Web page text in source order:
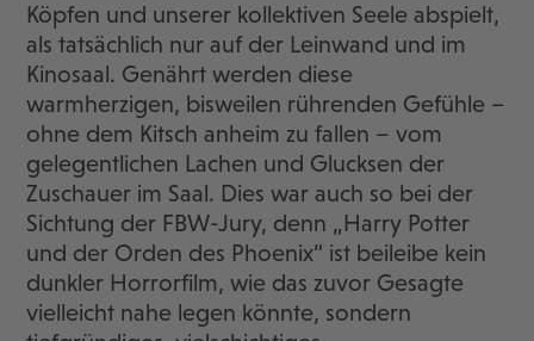
Köpfen und unserer kollektiven Seele abspielt,
als tatsächlich nur auf der Leinwand und im
Kinosaal. Genährt werden diese
warmherzigen, bisweilen rührenden Gefühle –
ohne dem Kitsch anheim zu fallen – vom
gelegentlichen Lachen und Glucksen der
Zuschauer im Saal. Dies war auch so bei der
Sichtung der FBW-Jury, denn „Harry Potter
und der Orden des Phoenix“ ist beileibe kein
dunkler Horrorfilm, wie das zuvor Gesagte
vielleicht nahe legen könnte, sondern